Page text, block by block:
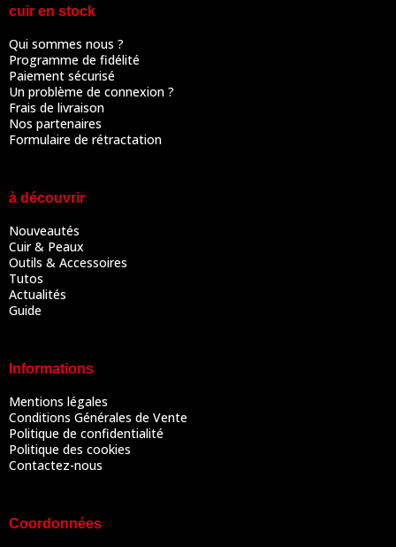
cuir en stock
Qui sommes nous ?
Programme de fidélité
Paiement sécurisé
Un problème de connexion ?
Frais de livraison
Nos partenaires
Formulaire de rétractation
à découvrir
Nouveautés
Cuir & Peaux
Outils & Accessoires
Tutos
Actualités
Guide
Informations
Mentions légales
Conditions Générales de Vente
Politique de confidentialité
Politique des cookies
Contactez-nous
Coordonnées